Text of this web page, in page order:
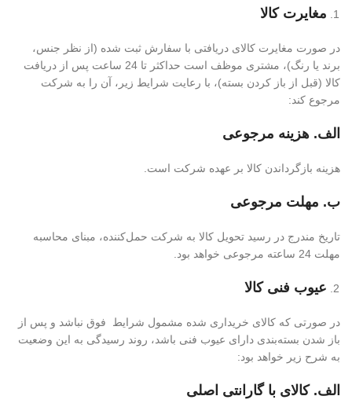
مغایرت کالا
در صورت مغایرت کالای دریافتی با سفارش ثبت شده (از نظر جنس،
برند یا رنگ)، مشتری موظف است حداکثر تا 24 ساعت پس از دریافت
کالا (قبل از باز کردن بسته)، با رعایت شرایط زیر، آن را به شرکت
مرجوع کند:
الف. هزینه مرجوعی
هزینه بازگرداندن کالا بر عهده شرکت است.
ب. مهلت مرجوعی
تاریخ مندرج در رسید تحویل کالا به شرکت حمل‌کننده، مبنای محاسبه
مهلت 24 ساعته مرجوعی خواهد بود.
عیوب فنی کالا
در صورتی که کالای خریداری شده مشمول شرایط فوق نباشد و پس از
باز شدن بسته‌بندی دارای عیوب فنی باشد، روند رسیدگی به این وضعیت
به شرح زیر خواهد بود:
الف. کالای با گارانتی اصلی